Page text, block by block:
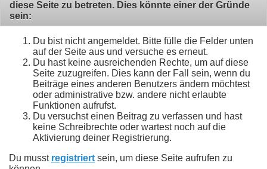
diese Seite zu betreten. Dies könnte einer der Gründe
sein:
Du bist nicht angemeldet. Bitte fülle die Felder unten
auf der Seite aus und versuche es erneut.
Du hast keine ausreichenden Rechte, um auf diese
Seite zuzugreifen. Dies kann der Fall sein, wenn du
Beiträge eines anderen Benutzers ändern möchtest
oder administrative bzw. andere nicht erlaubte
Funktionen aufrufst.
Du versuchst einen Beitrag zu verfassen und hast
keine Schreibrechte oder wartest noch auf die
Aktivierung deiner Registrierung.
Du musst registriert sein, um diese Seite aufrufen zu